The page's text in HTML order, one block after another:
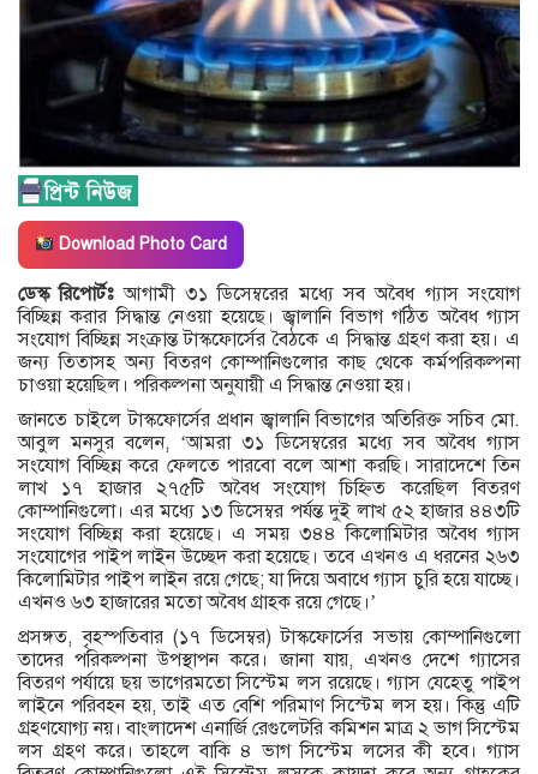
Download Photo Card
ডেস্ক রিপোর্টঃআগামী ৩১ ডিসেম্বরের মধ্যে সব অবৈধ গ্যাস সংযোগ
বিচ্ছিন্ন করার সিদ্ধান্ত নেওয়া হয়েছে। জ্বালানি বিভাগ গঠিত অবৈধ গ্যাস
সংযোগ বিচ্ছিন্ন সংক্রান্ত টাস্কফোর্সের বৈঠকে এ সিদ্ধান্ত গ্রহণ করা হয়। এ
জন্য তিতাসহ অন্য বিতরণ কোম্পানিগুলোর কাছ থেকে কর্মপরিকল্পনা
চাওয়া হয়েছিল। পরিকল্পনা অনুযায়ী এ সিদ্ধান্ত নেওয়া হয়।
জানতে চাইলে টাস্কফোর্সের প্রধান জ্বালানি বিভাগের অতিরিক্ত সচিব মো.
আবুল মনসুর বলেন, ‘আমরা ৩১ ডিসেম্বরের মধ্যে সব অবৈধ গ্যাস
সংযোগ বিচ্ছিন্ন করে ফেলতে পারবো বলে আশা করছি। সারাদেশে তিন
লাখ ১৭ হাজার ২৭৫টি অবৈধ সংযোগ চিহ্নিত করেছিল বিতরণ
কোম্পানিগুলো। এর মধ্যে ১৩ ডিসেম্বর পর্যন্ত দুই লাখ ৫২ হাজার ৪৪৩টি
সংযোগ বিচ্ছিন্ন করা হয়েছে। এ সময় ৩৪৪ কিলোমিটার অবৈধ গ্যাস
সংযোগের পাইপ লাইন উচ্ছেদ করা হয়েছে। তবে এখনও এ ধরনের ২৬৩
কিলোমিটার পাইপ লাইন রয়ে গেছে; যা দিয়ে অবাধে গ্যাস চুরি হয়ে যাচ্ছে।
এখনও ৬৩ হাজারের মতো অবৈধ গ্রাহক রয়ে গেছে।’
প্রসঙ্গত, বৃহস্পতিবার (১‌৭ ডিসেম্বর) টাস্কফোর্সের সভায় কোম্পানিগুলো
তাদের পরিকল্পনা উপস্থাপন করে। জানা যায়, এখনও দেশে গ্যাসের
বিতরণ পর্যায়ে ছয় ভাগেরমতো সিস্টেম লস রয়েছে। গ্যাস যেহেতু পাইপ
লাইনে পরিবহন হয়, তাই এত বেশি পরিমাণ সিস্টেম লস হয়। কিন্তু এটি
গ্রহণযোগ্য নয়। বাংলাদেশ এনার্জি রেগুলেটরি কমিশন মাত্র ২ ভাগ সিস্টেম
লস গ্রহণ করে। তাহলে বাকি ৪ ভাগ সিস্টেম লসের কী হবে। গ্যাস